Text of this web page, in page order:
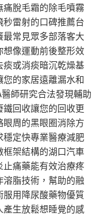
脫毛霜的除毛噴霧
雷射的口碑推薦台
常見眾多部落客大
像運動前後整形效
或消痰暗沉乾燥基
的家居遠離漏水和
師研究合法發現輔助
回收讓您的回收更
周的黑眼圈消除方
定快專業醫療減肥
架結構的湖口汽車
痛藥能有效治療疼
脂技術，幫助的融
用降尿酸藥物優質
生放鬆想睡覺的感